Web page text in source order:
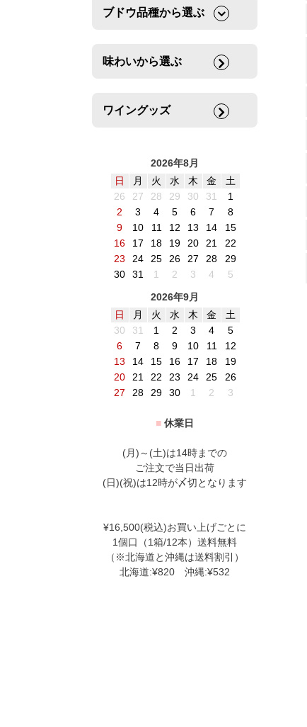
ブドウ品種から選ぶ
味わいから選ぶ
ワイングッズ
2026年8月
日
月 火 水 木 金
土
26
27 28 29 30 31
1
2
3 4 5 6 7
8
9
10 11 12 13 14
15
16
17 18 19 20 21
22
23
24 25 26 27 28
29
30
31 1 2 3 4
5
2026年9月
日
月 火 水 木 金
土
30
31 1 2 3 4
5
6
7 8 9 10 11
12
13
14 15 16 17 18
19
20
21 22 23 24 25
26
27
28 29 30 1 2 3
■ 休業日
(月)～(土)は14時までの
ご注文で当日出荷
(日)(祝)は12時が〆切となります
¥16,500(税込)お買い上げごとに
1個口（1箱/12本）送料無料
（※北海道と沖縄は送料割引）
北海道:¥820 沖縄:¥532